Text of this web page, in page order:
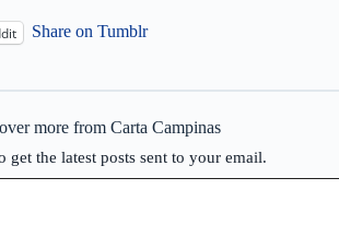
Share on Tumblr
more from Carta Campinas
get the latest posts sent to your email.